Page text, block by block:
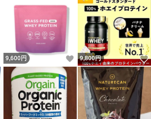
いいね！
9,600 円 いいね！
9,800円